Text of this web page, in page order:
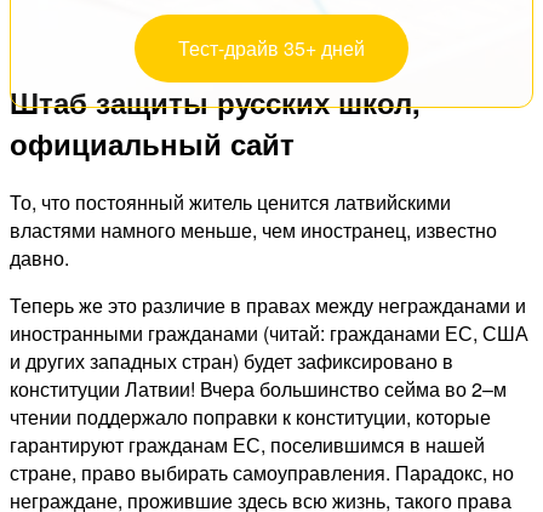
Тест-драйв 35+ дней
Штаб защиты русских школ,
официальный сайт
То, что постоянный житель ценится латвийскими
властями намного меньше, чем иностранец, известно
давно.
Теперь же это различие в правах между негражданами и
иностранными гражданами (читай: гражданами ЕС, США
и других западных стран) будет зафиксировано в
конституции Латвии! Вчера большинство сейма во 2–м
чтении поддержало поправки к конституции, которые
гарантируют гражданам ЕС, поселившимся в нашей
стране, право выбирать самоуправления. Парадокс, но
неграждане, прожившие здесь всю жизнь, такого права